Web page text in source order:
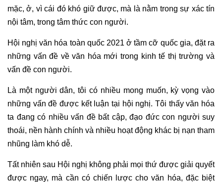
mặc, ở, vì cái đó khó giữ được, mà là nằm trong sự xác tín
nội tâm, trong tâm thức con người.
Hội nghị văn hóa toàn quốc 2021 ở tầm cỡ quốc gia, đặt ra
những vấn đề về văn hóa mới trong kinh tế thị trường và
vấn đề con người.
Là một người dân, tôi có nhiều mong muốn, kỳ vọng vào
những vấn đề được kết luận tại hội nghị. Tôi thấy văn hóa
ta đang có nhiều vấn đề bất cập, đạo đức con người suy
thoái, nền hành chính và nhiều hoạt động khác bị nạn tham
nhũng làm khó dễ.
Tất nhiên sau Hội nghị không phải mọi thứ được giải quyết
được ngay, mà cần có chiến lược cho văn hóa, đặc biệt